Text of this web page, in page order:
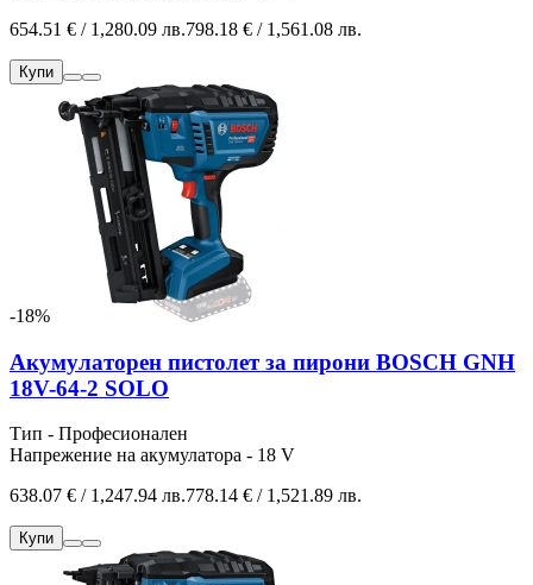
654.51 € / 1,280.09 лв.798.18 € / 1,561.08 лв.
Купи
-18%
Акумулаторен пистолет за пирони BOSCH GNH
18V-64-2 SOLO
Тип - Професионален
Напрежение на акумулатора - 18 V
638.07 € / 1,247.94 лв.778.14 € / 1,521.89 лв.
Купи